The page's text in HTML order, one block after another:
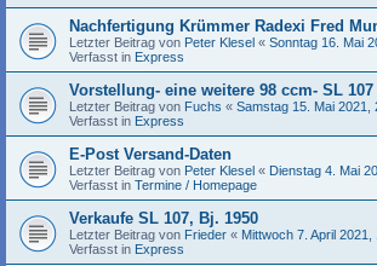
Nachfertigung Krümmer Radexi Fred
Letzter Beitrag von Peter Klesel « Sonntag 16. Mai
Verfasst in Express
Vorstellung- eine weitere 98 ccm- SL
Letzter Beitrag von Fuchs « Samstag 15. Mai 2021,
Verfasst in Express
E-Post Versand-Daten
Letzter Beitrag von Peter Klesel « Dienstag 4. Mai
Verfasst in Termine / Homepage
Verkaufe SL 107, Bj. 1950
Letzter Beitrag von Frieder « Mittwoch 7. April 2021,
Verfasst in Express